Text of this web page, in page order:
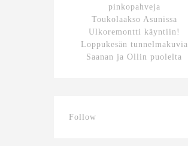
pinkopahveja
Toukolaakso Asunissa
Ulkoremontti käyntiin!
Loppukesän tunnelmakuvia
Saanan ja Ollin puolelta
Follow